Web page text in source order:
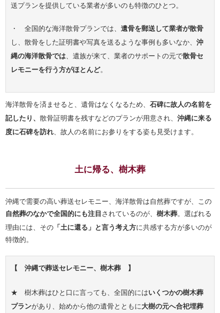
送プランを提供している業者が多いのも特徴のひとつ。
・ 全国的な海洋散骨プランでは、遺骨を郵送して業者が散骨
し、散骨をした証明書や写真を送るような事例も多いなか、沖
縄の海洋散骨では、遺族が来て、業者のサポートの元で散骨セ
レモニーを行う方がほとんど。
海洋散骨を済ませると、遺骨はなくなるため、石碑に故人の名前を
記したり、散骨証明書を残すなどのプランが用意され、沖縄に来る
度に石碑を訪れ、故人の名前にお参りをする姿も見受けます。
土に帰る、樹木葬
沖縄で需要の高い葬送セレモニー、海洋散骨は自然葬ですが、この
自然葬のなかで全国的にも注目 されているのが、樹木葬。選ばれる
理由には、その 「土に還る」と言う考え方に共感する方が多いのが
特徴的。
【 沖縄で葬送セレモニー、樹木葬 】
★ 樹木葬はひと口に言っても、全国的にはいくつかの樹木葬
プランがあり、始めから他の遺骨とともに大樹の元へ合祀埋葬